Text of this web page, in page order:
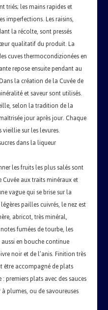
triés; les mains rapides et
imperfections. Les raisins,
la récolte, sont pressés
qualitatif du produit. La
cuves thermocondizionées en
repose ensuite pendant au
la création de la Cuvée de
et saveur sont utilisés.
selon la tradition de la
jour après jour. Chaque
sur les levures.
dans la liqueur
les fruits les plus salés sont
aux traits minéraux et
vague qui se brise sur la
pailles cuivrés, le nez est
abricot, très minéral,
fumées de tourbe, les
en bouche continue
noir et de l’anis. Finition très
être accompagné de plats
premiers plats avec des sauces
plumes, ou de savoureuses